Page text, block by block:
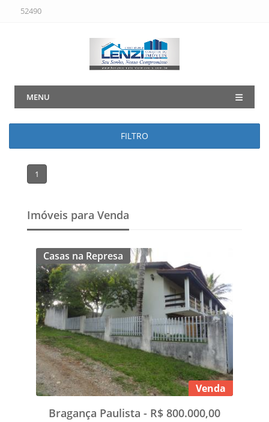
52490
MENU
FILTRO
1
Imóveis para Venda
Casas na Represa
Venda
Bragança Paulista - R$ 800.000,00